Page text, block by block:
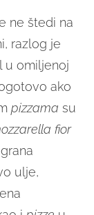
ne štedi na
razlog je
u omiljenoj
ako
pizzama su
fior
ulje,